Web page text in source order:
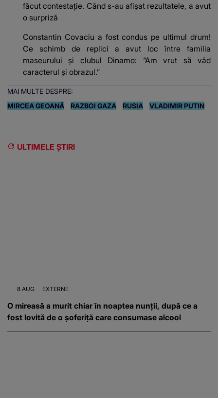
făcut contestație. Când s-au afișat rezultatele, a avut
o surpriză
Constantin Covaciu a fost condus pe ultimul drum!
Ce schimb de replici a avut loc între familia
maseurului și clubul Dinamo: “Am vrut să văd
caracterul și obrazul.”
MAI MULTE DESPRE:
MIRCEA GEOANĂ
RAZBOI GAZA RUSIA VLADIMIR PUTIN
ULTIMELE ȘTIRI
8 AUG EXTERNE
O mireasă a murit chiar în noaptea nunții, după ce a
fost lovită de o șoferiță care consumase alcool